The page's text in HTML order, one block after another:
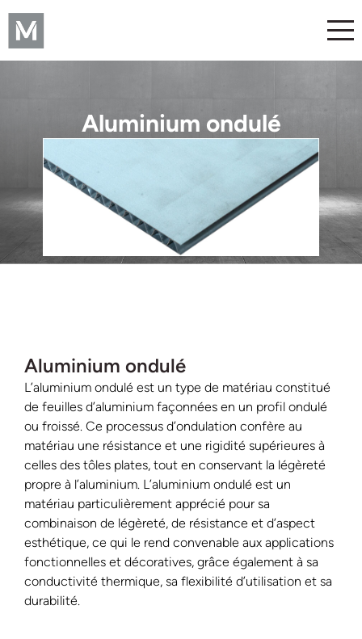
Aluminium ondulé
Aluminium ondulé
L’aluminium ondulé est un type de matériau constitué
de feuilles d’aluminium façonnées en un profil ondulé
ou froissé. Ce processus d’ondulation confère au
matériau une résistance et une rigidité supérieures à
celles des tôles plates, tout en conservant la légèreté
propre à l’aluminium. L’aluminium ondulé est un
matériau particulièrement apprécié pour sa
combinaison de légèreté, de résistance et d’aspect
esthétique, ce qui le rend convenable aux applications
fonctionnelles et décoratives, grâce également à sa
conductivité thermique, sa flexibilité d’utilisation et sa
durabilité.